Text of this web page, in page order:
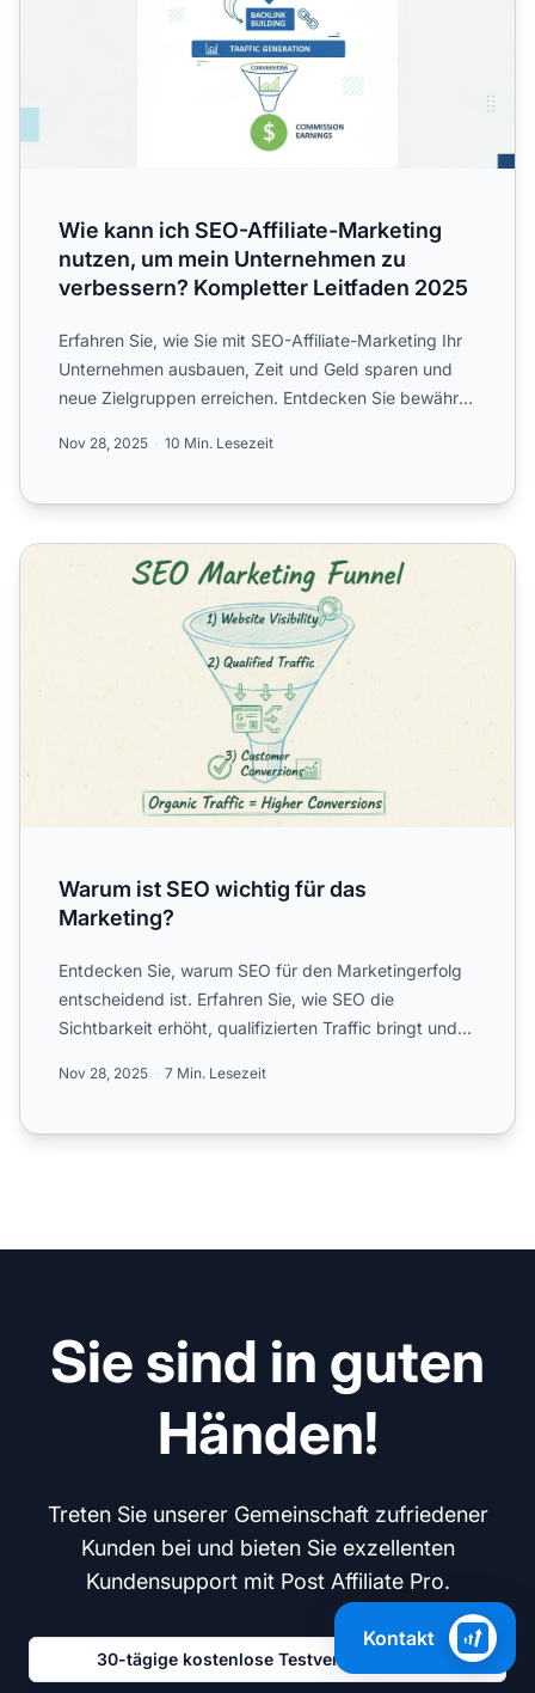
Wie kann ich SEO-Affiliate-Marketing
nutzen, um mein Unternehmen zu
verbessern? Kompletter Leitfaden 2025
Erfahren Sie, wie Sie mit SEO-Affiliate-Marketing Ihr
Unternehmen ausbauen, Zeit und Geld sparen und
neue Zielgruppen erreichen. Entdecken Sie bewährte
Nov 28, 2025 10 Min. Lesezeit
Warum ist SEO wichtig für das Marketing?
Warum ist SEO wichtig für das
Marketing?
Entdecken Sie, warum SEO für den Marketingerfolg
entscheidend ist. Erfahren Sie, wie SEO die
Sichtbarkeit erhöht, qualifizierten Traffic bringt und
Nov 28, 2025 7 Min. Lesezeit
Sie sind in guten
Händen!
Treten Sie unserer Gemeinschaft zufriedener
Kunden bei und bieten Sie exzellenten
Kundensupport mit Post Affiliate Pro.
30-tägige kostenlose Testversion starten
Kontakt